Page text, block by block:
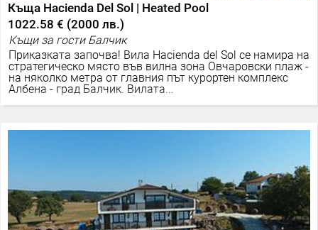
Къща Hacienda Del Sol | Heated Pool
1022.58 € (2000 лв.)
Къщи за гости Балчик
Приказката започва! Вила Hacienda del Sol се намира на
стратегическо място във вилна зона Овчаровски плаж -
на няколко метра от главния път курортен комплекс
Албена - град Балчик. Вилата...